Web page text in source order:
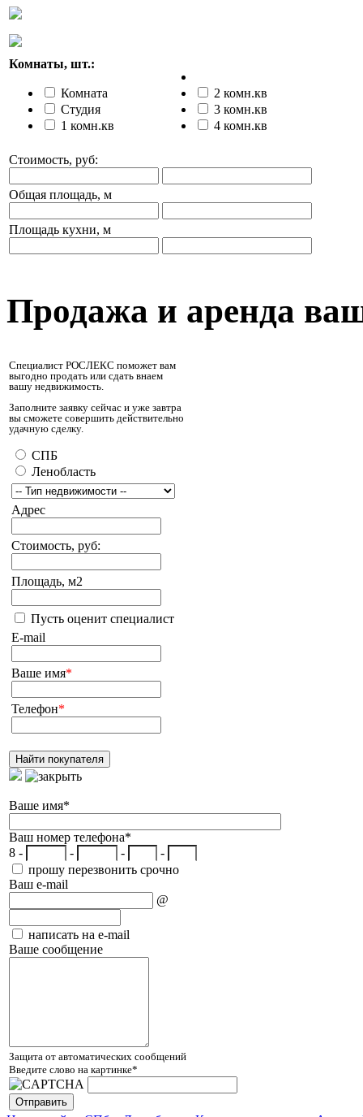
Комнаты, шт.:
Комната
Студия
1 комн.кв
2 комн.кв
3 комн.кв
4 комн.кв
Стоимость, руб:
Общая площадь, м
Площадь кухни, м
Продажа и аренда
Специалист РОСЛЕКС поможет вам
выгодно продать или сдать внаем
вашу недвижимость.
Заполните заявку сейчас и уже завтра
вы сможете совершить действительно
удачную сделку.
СПБ
Ленобласть
Адрес
Стоимость, руб:
Площадь, м2
Пусть оценит специалист
E-mail
Ваше имя*
Телефон*
Ваше имя*
Ваш номер телефона*
8 -
- -
-
прошу перезвонить срочно
Ваш e-mail
@
написать на e-mail
Ваше сообщение
Защита от автоматических сообщений
Введите слово на картинке*